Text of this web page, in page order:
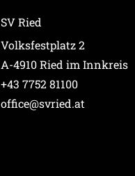
SV Ried
Volksfestplatz 2
A-4910 Ried im Innkreis
+43 7752 81100
office@svried.at